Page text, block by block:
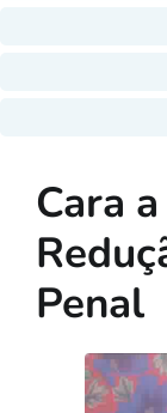
Cara
Penal